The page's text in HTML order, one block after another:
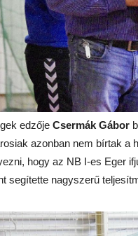
edzője Csermák Gábor
azonban nem bírtak a
hogy az NB I-es Eger
segítette nagyszerű